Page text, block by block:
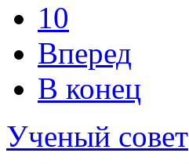
10
Вперед
В конец
Ученый совет